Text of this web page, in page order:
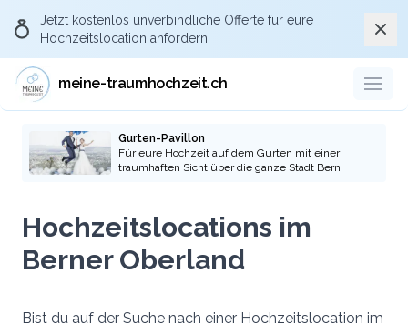
Jetzt kostenlos unverbindliche Offerte für eure
Hochzeitslocation anfordern!
meine-traumhochzeit.ch
Gurten-Pavillon
Für eure Hochzeit auf dem Gurten mit einer
traumhaften Sicht über die ganze Stadt Bern
Hochzeitslocations im
Berner Oberland
Bist du auf der Suche nach einer Hochzeitslocation im
Über Meine-
traumhochzeit.ch die
passende Hochzeitslocation
anfragen
Durch eure Anfragen über die Plattform
Kommunikation gegenüber den
ihr via der Plattform meine-traumhochzeit.ch
aufmerksam geworden seid, stellt ihr sicher,